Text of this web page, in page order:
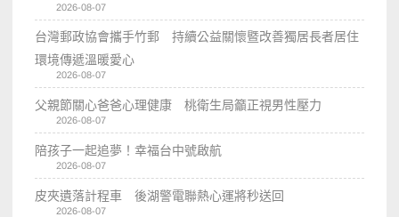
2026-08-07
台灣郵政協會攜手竹郵 持續公益關懷暨改善獨居長者居住
環境傳遞溫暖愛心
2026-08-07
父親節關心爸爸心理健康 桃衛生局籲正視男性壓力
2026-08-07
陪孩子一起追夢！幸福台中號啟航
2026-08-07
皮夾遺落計程車 後湖警電聯熱心運將秒送回
2026-08-07